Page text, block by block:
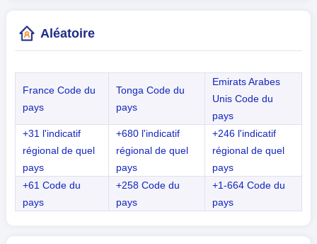
Aléatoire
France Code du
pays
Tonga Code du
pays
Emirats Arabes
Unis Code du
pays
+31 l'indicatif
régional de quel
pays
+680 l'indicatif
régional de quel
pays
+246 l'indicatif
régional de quel
pays
+61 Code du
pays
+258 Code du
pays
+1-664 Code du
pays